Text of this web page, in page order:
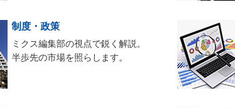
制度・政策
ミクス編集部の視点で鋭く解説。
半歩先の市場を照らします。